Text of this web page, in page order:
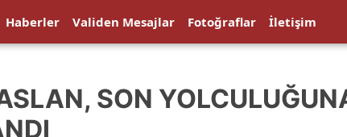
Haberler Validen Mesajlar Fotoğraflar İletişim
SON